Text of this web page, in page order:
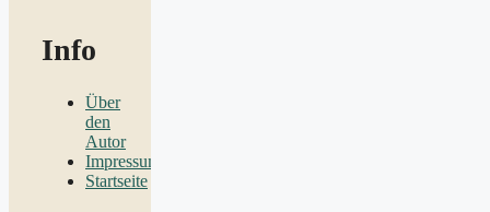
Info
Über
den
Autor
Impressum
Startseite